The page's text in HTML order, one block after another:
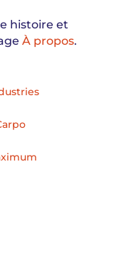
histoire et
À propos.